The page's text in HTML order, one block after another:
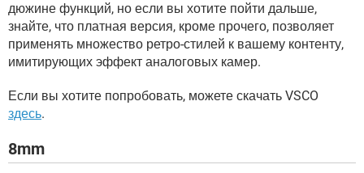
дюжине функций, но если вы хотите пойти дальше,
знайте, что платная версия, кроме прочего, позволяет
применять множество ретро-стилей к вашему контенту,
имитирующих эффект аналоговых камер.
Если вы хотите попробовать, можете скачать VSCO
здесь.
8mm